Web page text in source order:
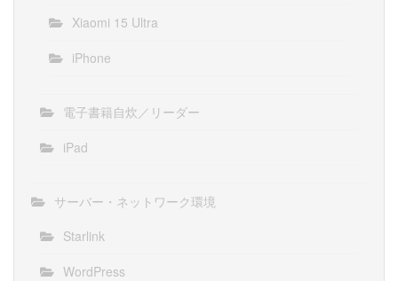
Xiaomi 15 Ultra
iPhone
電子書籍自炊／リーダー
iPad
サーバー・ネットワーク環境
Starlink
WordPress